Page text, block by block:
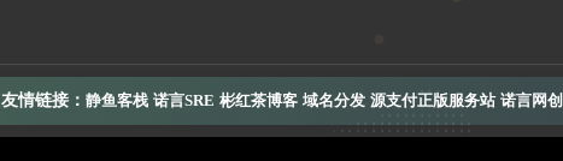
友情链接： 静鱼客栈 诺言SRE 彬红茶博客 域名分发 源支付正版服务站 诺言网创